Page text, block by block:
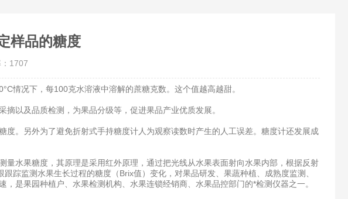
样品的糖度
1707
况下，每100克水溶液中溶解的蔗糖克数。这个值越高越甜。
以及品质检测，为果品分级等，促进果品产业优质发展。
。另外为了避免折射式手持糖度计人为观察读数时产生的人工误差。糖度计还发展成
水果糖度，其原理是采用红外原理，通过把光线从水果表面射向水果内部，根据反射
踪监测水果生长过程的糖度（Brix值）变化，对果品研发、果蔬种植、成熟度监测、
是果园种植户、水果检测机构、水果连锁经销商、水果品控部门的*检测仪器之一。